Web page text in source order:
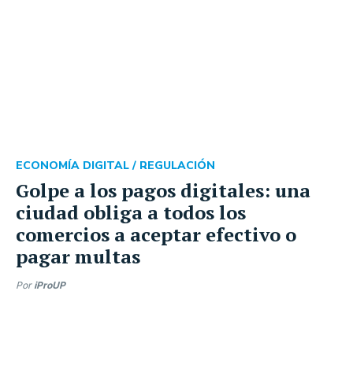
Golpe a los pagos digitales: una
ciudad obliga a todos los
comercios a aceptar efectivo o
pagar multas
ECONOMÍA DIGITAL / REGULACIÓN
Por iProUP